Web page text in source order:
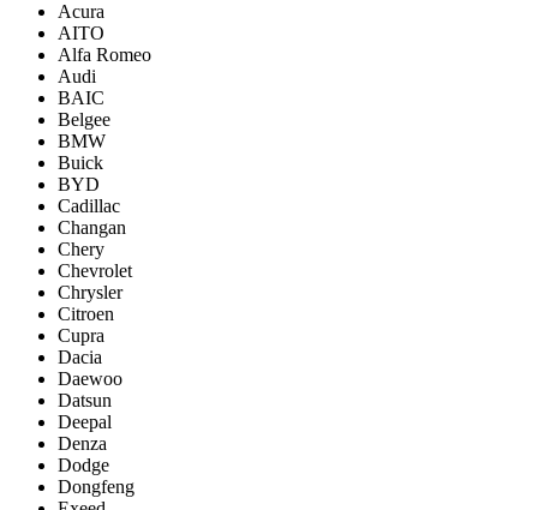
Acura
AITO
Alfa Romeo
Audi
BAIC
Belgee
BMW
Buick
BYD
Cadillac
Changan
Chery
Chevrolet
Chrysler
Citroen
Cupra
Dacia
Daewoo
Datsun
Deepal
Denza
Dodge
Dongfeng